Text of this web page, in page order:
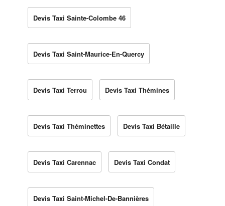
Devis Taxi Sainte-Colombe 46
Devis Taxi Saint-Maurice-En-Quercy
Devis Taxi Terrou Devis Taxi Thémines
Devis Taxi Théminettes Devis Taxi Bétaille
Devis Taxi Carennac Devis Taxi Condat
Devis Taxi Saint-Michel-De-Bannières